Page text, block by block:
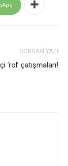
SONRAKİ YAZI
‘rol’ çatışmaları!